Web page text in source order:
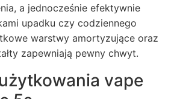
a jednocześnie efektywnie
upadku czy codziennego
warstwy amortyzujące oraz
zapewniają pewny chwyt.
vape